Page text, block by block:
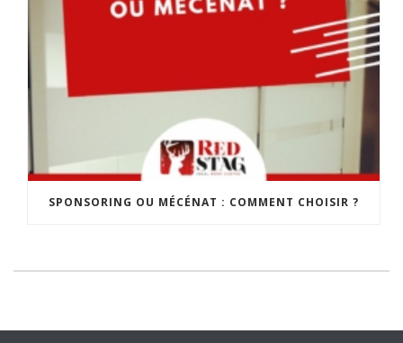
SPONSORING OU MÉCÉNAT : COMMENT CHOISIR ?